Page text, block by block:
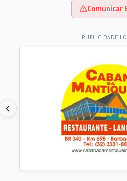
Comunicar
PUBLICIDADE
Destaques do dia